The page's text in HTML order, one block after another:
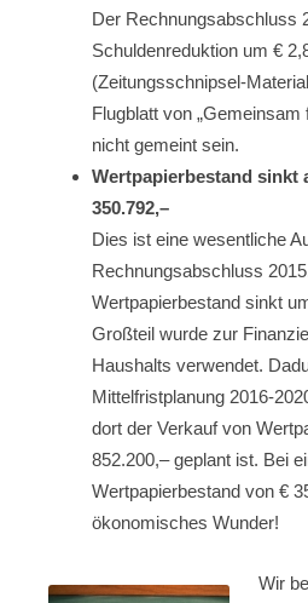
Der Rechnungsabschluss
Schuldenreduktion um €
(Zeitungsschnipsel-
Flugblatt von
nicht gemeint sein.
Wertpapierbestand sinkt
350.792,–
Dies ist eine wesentliche
Rechnungsabschluss
Wertpapierbestand sinkt
Großteil wurde zur
Haushalts verwendet.
Mittelfristplanung 2016-
dort der Verkauf von
852.200,– geplant ist. Bei
Wertpapierbestand von €
ökonomisches Wunder!
Wir